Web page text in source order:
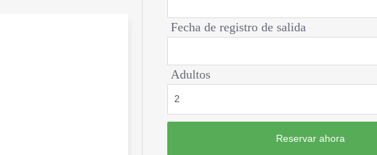
Fecha de registro de salida
Adultos